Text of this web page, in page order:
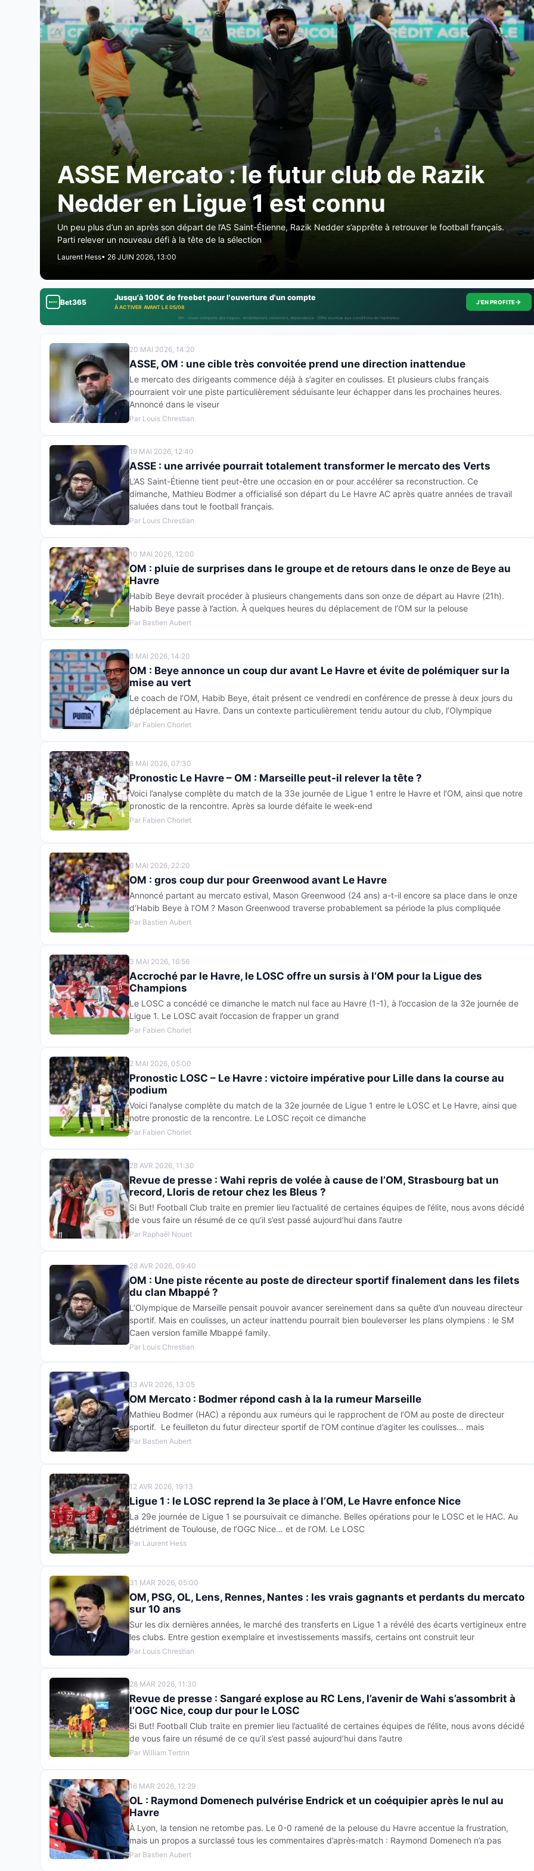
ASSE Mercato : le futur club de Razik
Nedder en Ligue 1 est connu
Un peu plus d’un an après son départ de l’AS Saint-Étienne, Razik Nedder s’apprête à retrouver le football français.
Parti relever un nouveau défi à la tête de la sélection
Laurent Hess• 26 JUIN 2026, 13:00
Bet365 Jusqu'à 100€ de freebet pour l'ouverture d'un compte
À ACTIVER AVANT LE 05/08
J'EN PROFITE→
18+ · Jouer comporte des risques : endettement, isolement, dépendance · Offre soumise aux conditions de l’opérateur.
20 MAI 2026, 14:20
ASSE, OM : une cible très convoitée prend une direction inattendue
Le mercato des dirigeants commence déjà à s’agiter en coulisses. Et plusieurs clubs français
pourraient voir une piste particulièrement séduisante leur échapper dans les prochaines heures.
Annoncé dans le viseur
Par Louis Chrestian
19 MAI 2026, 12:40
ASSE : une arrivée pourrait totalement transformer le mercato des Verts
L’AS Saint-Étienne tient peut-être une occasion en or pour accélérer sa reconstruction. Ce
dimanche, Mathieu Bodmer a officialisé son départ du Le Havre AC après quatre années de travail
saluées dans tout le football français.
Par Louis Chrestian
10 MAI 2026, 12:00
OM : pluie de surprises dans le groupe et de retours dans le onze de Beye au
Havre
Habib Beye devrait procéder à plusieurs changements dans son onze de départ au Havre (21h).
Habib Beye passe à l’action. À quelques heures du déplacement de l’OM sur la pelouse
Par Bastien Aubert
8 MAI 2026, 14:20
OM : Beye annonce un coup dur avant Le Havre et évite de polémiquer sur la
mise au vert
Le coach de l’OM, Habib Beye, était présent ce vendredi en conférence de presse à deux jours du
déplacement au Havre. Dans un contexte particulièrement tendu autour du club, l’Olympique
Par Fabien Chorlet
8 MAI 2026, 07:30
Pronostic Le Havre – OM : Marseille peut-il relever la tête ?
Voici l’analyse complète du match de la 33e journée de Ligue 1 entre le Havre et l’OM, ainsi que notre
pronostic de la rencontre. Après sa lourde défaite le week-end
Par Fabien Chorlet
6 MAI 2026, 22:20
OM : gros coup dur pour Greenwood avant Le Havre
Annoncé partant au mercato estival, Mason Greenwood (24 ans) a-t-il encore sa place dans le onze
d’Habib Beye à l’OM ? Mason Greenwood traverse probablement sa période la plus compliquée
Par Bastien Aubert
3 MAI 2026, 16:56
Accroché par le Havre, le LOSC offre un sursis à l’OM pour la Ligue des
Champions
Le LOSC a concédé ce dimanche le match nul face au Havre (1-1), à l’occasion de la 32e journée de
Ligue 1. Le LOSC avait l’occasion de frapper un grand
Par Fabien Chorlet
2 MAI 2026, 05:00
Pronostic LOSC – Le Havre : victoire impérative pour Lille dans la course au
podium
Voici l’analyse complète du match de la 32e journée de Ligue 1 entre le LOSC et Le Havre, ainsi que
notre pronostic de la rencontre. Le LOSC reçoit ce dimanche
Par Fabien Chorlet
28 AVR 2026, 11:30
Revue de presse : Wahi repris de volée à cause de l’OM, Strasbourg bat un
record, Lloris de retour chez les Bleus ?
Si But! Football Club traite en premier lieu l’actualité de certaines équipes de l’élite, nous avons décidé
de vous faire un résumé de ce qu’il s’est passé aujourd’hui dans l’autre
Par Raphaël Nouet
28 AVR 2026, 09:40
OM : Une piste récente au poste de directeur sportif finalement dans les filets
du clan Mbappé ?
L’Olympique de Marseille pensait pouvoir avancer sereinement dans sa quête d’un nouveau directeur
sportif. Mais en coulisses, un acteur inattendu pourrait bien bouleverser les plans olympiens : le SM
Caen version famille Mbappé family.
Par Louis Chrestian
13 AVR 2026, 13:05
OM Mercato : Bodmer répond cash à la la rumeur Marseille
Mathieu Bodmer (HAC) a répondu aux rumeurs qui le rapprochent de l’OM au poste de directeur
sportif. Le feuilleton du futur directeur sportif de l’OM continue d’agiter les coulisses… mais
Par Bastien Aubert
12 AVR 2026, 19:13
Ligue 1 : le LOSC reprend la 3e place à l’OM, Le Havre enfonce Nice
La 29e journée de Ligue 1 se poursuivait ce dimanche. Belles opérations pour le LOSC et le HAC. Au
détriment de Toulouse, de l’OGC Nice… et de l’OM. Le LOSC
Par Laurent Hess
31 MAR 2026, 05:00
OM, PSG, OL, Lens, Rennes, Nantes : les vrais gagnants et perdants du mercato
sur 10 ans
Sur les dix dernières années, le marché des transferts en Ligue 1 a révélé des écarts vertigineux entre
les clubs. Entre gestion exemplaire et investissements massifs, certains ont construit leur
Par Louis Chrestian
28 MAR 2026, 11:30
Revue de presse : Sangaré explose au RC Lens, l’avenir de Wahi s’assombrit à
l’OGC Nice, coup dur pour le LOSC
Si But! Football Club traite en premier lieu l’actualité de certaines équipes de l’élite, nous avons décidé
de vous faire un résumé de ce qu’il s’est passé aujourd’hui dans l’autre
Par William Tertrin
16 MAR 2026, 12:29
OL : Raymond Domenech pulvérise Endrick et un coéquipier après le nul au
Havre
À Lyon, la tension ne retombe pas. Le 0-0 ramené de la pelouse du Havre accentue la frustration,
mais un propos a surclassé tous les commentaires d’après-match : Raymond Domenech n’a pas
Par Bastien Aubert